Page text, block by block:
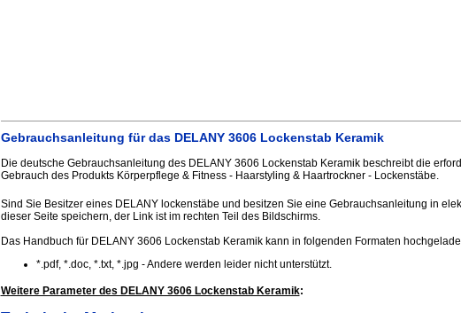
Gebrauchsanleitung für das DELANY 3606 Lockenstab Keramik
Die deutsche Gebrauchsanleitung des DELANY 3606 Lockenstab Keramik beschreibt die
Gebrauch des Produkts Körperpflege & Fitness - Haarstyling & Haartrockner - Lockenstäbe.
Sind Sie Besitzer eines DELANY lockenstäbe und besitzen Sie eine Gebrauchsanleitung in
dieser Seite speichern, der Link ist im rechten Teil des Bildschirms.
Das Handbuch für DELANY 3606 Lockenstab Keramik kann in folgenden Formaten
*.pdf, *.doc, *.txt, *.jpg - Andere werden leider nicht unterstützt.
Weitere Parameter des DELANY 3606 Lockenstab Keramik: